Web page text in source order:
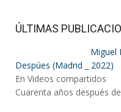
ÚLTIMAS
Miguel
Despúes (Madrid _ 2022)
En Videos compartidos
Cuarenta años después